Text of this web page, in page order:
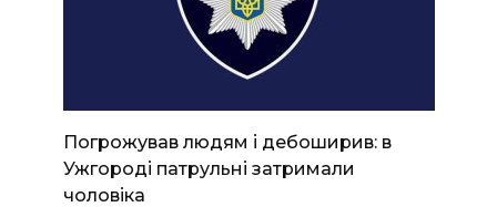
Погрожував людям і дебоширив: в
Ужгороді патрульні затримали
чоловіка